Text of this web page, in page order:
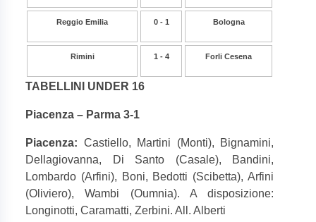
Reggio Emilia 0 - 1 Bologna
Rimini 1 - 4 Forli Cesena
TABELLINI UNDER 16
Piacenza – Parma 3-1
Piacenza: Castiello, Martini (Monti), Bignamini,
Dellagiovanna, Di Santo (Casale), Bandini,
Lombardo (Arfini), Boni, Bedotti (Scibetta), Arfini
(Oliviero), Wambi (Oumnia). A disposizione:
Longinotti, Caramatti, Zerbini. All. Alberti